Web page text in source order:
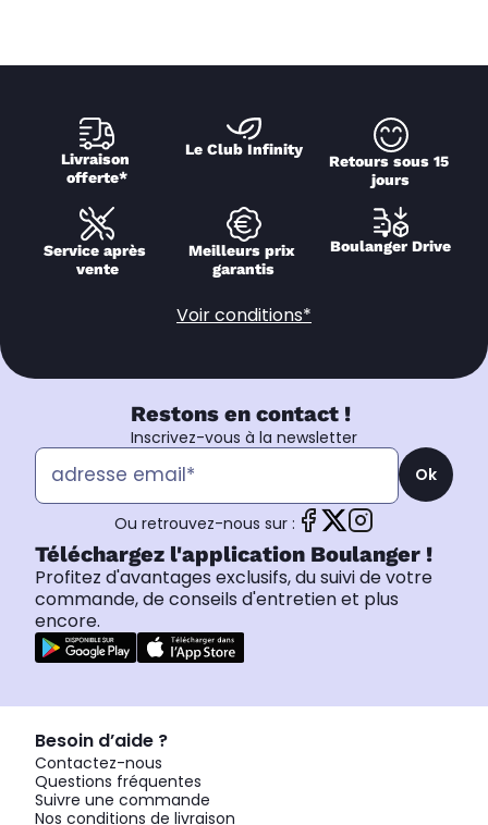
Livraison
offerte*
Le Club Infinity
Retours sous 15
jours
Service après
vente
Meilleurs prix
garantis
Boulanger Drive
Voir conditions*
Restons en contact !
Inscrivez-vous à la newsletter
Ok
Ou retrouvez-nous sur :
Téléchargez l'application Boulanger !
Profitez d'avantages exclusifs, du suivi de votre
commande, de conseils d'entretien et plus
encore.
Besoin d’aide ?
Contactez-nous
Questions fréquentes
Suivre une commande
Nos conditions de livraison